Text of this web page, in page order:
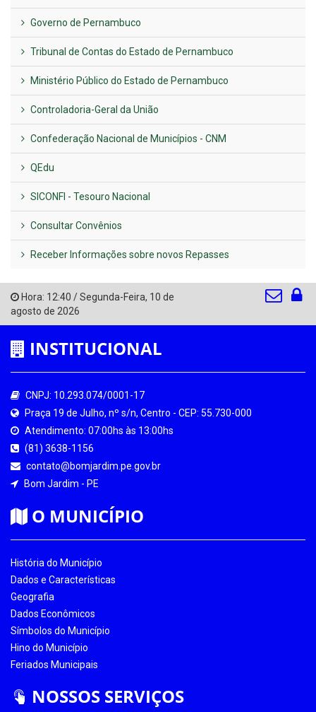
Governo de Pernambuco
Tribunal de Contas do Estado de Pernambuco
Ministério Público do Estado de Pernambuco
Controladoria-Geral da União
Confederação Nacional de Municípios - CNM
QEdu
SICONFI - Tesouro Nacional
Consultar Convênios
Receber Informações sobre novos Repasses
Hora: 12:40 /Segunda-Feira, 10 de
agosto de 2026
INSTITUCIONAL
CNPJ: 10.293.074/0001-17
Praça 19 de Julho, nº s/n, Centro - CEP: 55.730-000
Atendimento: 07:00hs às 13:00hs
(81) 3638-1156
contato@bomjardim.pe.gov.br
Bom Jardim - PE
O MUNICÍPIO
História do Município
Dados e Características
Geografia
Dados Econômicos
Símbolos do Município
Hino do Município
Feriados Municipais
NOSSOS SERVIÇOS